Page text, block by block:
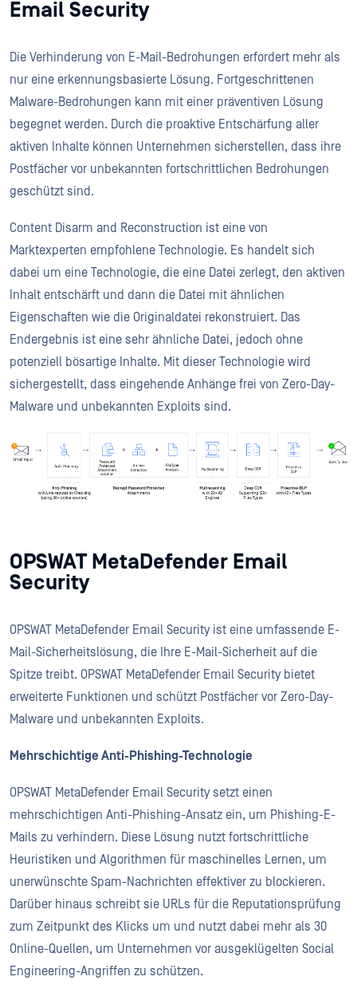
Email Security
Die Verhinderung von E-Mail-Bedrohungen erfordert mehr als
nur eine erkennungsbasierte Lösung. Fortgeschrittenen
Malware-Bedrohungen kann mit einer präventiven Lösung
begegnet werden. Durch die proaktive Entschärfung aller
aktiven Inhalte können Unternehmen sicherstellen, dass ihre
Postfächer vor unbekannten fortschrittlichen Bedrohungen
geschützt sind.
Content Disarm and Reconstruction ist eine von
Marktexperten empfohlene Technologie. Es handelt sich
dabei um eine Technologie, die eine Datei zerlegt, den aktiven
Inhalt entschärft und dann die Datei mit ähnlichen
Eigenschaften wie die Originaldatei rekonstruiert. Das
Endergebnis ist eine sehr ähnliche Datei, jedoch ohne
potenziell bösartige Inhalte. Mit dieser Technologie wird
sichergestellt, dass eingehende Anhänge frei von Zero-Day-
Malware und unbekannten Exploits sind.
OPSWAT MetaDefender Email
Security
OPSWAT MetaDefender Email Security ist eine umfassende E-
Mail-Sicherheitslösung, die Ihre E-Mail-Sicherheit auf die
Spitze treibt. OPSWAT MetaDefender Email Security bietet
erweiterte Funktionen und schützt Postfächer vor Zero-Day-
Malware und unbekannten Exploits.
Mehrschichtige Anti-Phishing-Technologie
OPSWAT MetaDefender Email Security setzt einen
mehrschichtigen Anti-Phishing-Ansatz ein, um Phishing-E-
Mails zu verhindern. Diese Lösung nutzt fortschrittliche
Heuristiken und Algorithmen für maschinelles Lernen, um
unerwünschte Spam-Nachrichten effektiver zu blockieren.
Darüber hinaus schreibt sie URLs für die Reputationsprüfung
zum Zeitpunkt des Klicks um und nutzt dabei mehr als 30
Online-Quellen, um Unternehmen vor ausgeklügelten Social
Engineering-Angriffen zu schützen.